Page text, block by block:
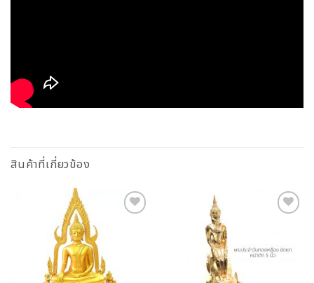
สินค้าที่เกี่ยวข้อง